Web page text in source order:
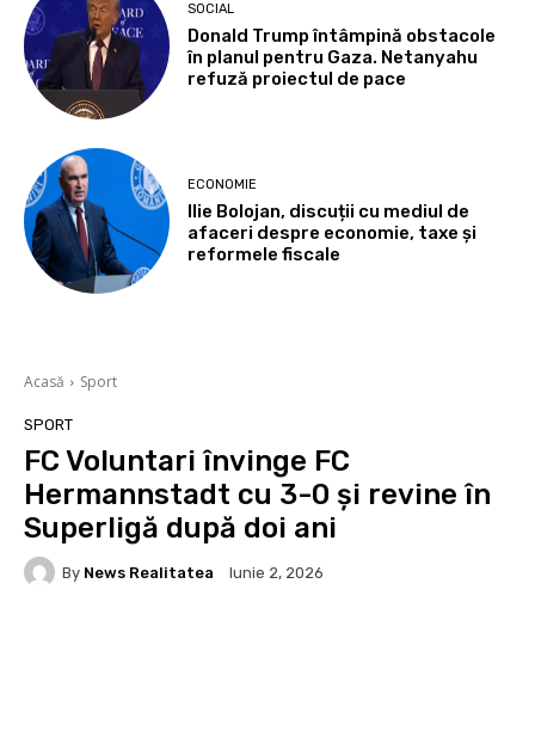
SOCIAL
Donald Trump întâmpină obstacole
în planul pentru Gaza. Netanyahu
refuză proiectul de pace
ECONOMIE
Ilie Bolojan, discuții cu mediul de
afaceri despre economie, taxe și
reformele fiscale